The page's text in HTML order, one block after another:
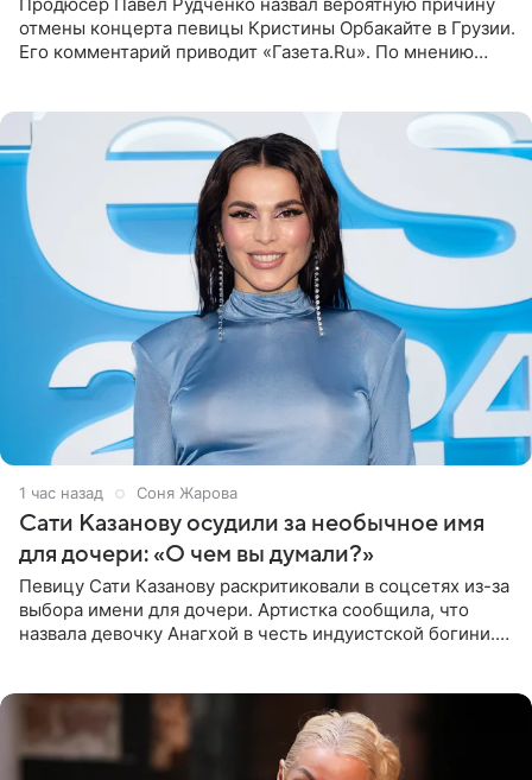
отмены концерта певицы Кристины Орбакайте в Грузии.
Его комментарий приводит «Газета.Ru». По мнению
1 час назад Соня Жарова
Сати Казанову осудили за необычное имя
для дочери: «О чем вы думали?»
Певицу Сати Казанову раскритиковали в соцсетях из-за
выбора имени для дочери. Артистка сообщила, что
назвала девочку Анагхой в честь индуистской богини.